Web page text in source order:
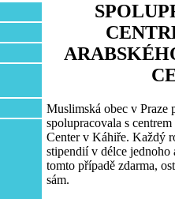
Muslimská obec v Praze
spolupracovala s
Center v Káhiře. Každý
stipendií v délce
tomto případě zdarma,
sám.